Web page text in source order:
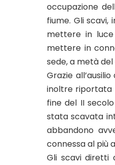
occupazione
fiume. Gli scavi,
mettere in
mettere in
sede, a metà del
Grazie
inoltre riportata
fine del II
stata scavata
abbandono
connessa al più
Gli scavi diretti